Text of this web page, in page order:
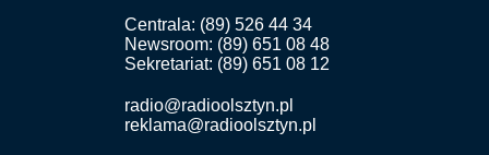
Centrala: (89) 526 44 34
Newsroom: (89) 651 08 48
Sekretariat: (89) 651 08 12
radio@radioolsztyn.pl
reklama@radioolsztyn.pl